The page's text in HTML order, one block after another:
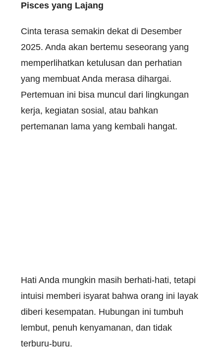
Pisces yang Lajang
Cinta terasa semakin dekat di Desember
2025. Anda akan bertemu seseorang yang
memperlihatkan ketulusan dan perhatian
yang membuat Anda merasa dihargai.
Pertemuan ini bisa muncul dari lingkungan
kerja, kegiatan sosial, atau bahkan
pertemanan lama yang kembali hangat.
Hati Anda mungkin masih berhati-hati, tetapi
intuisi memberi isyarat bahwa orang ini layak
diberi kesempatan. Hubungan ini tumbuh
lembut, penuh kenyamanan, dan tidak
terburu-buru.